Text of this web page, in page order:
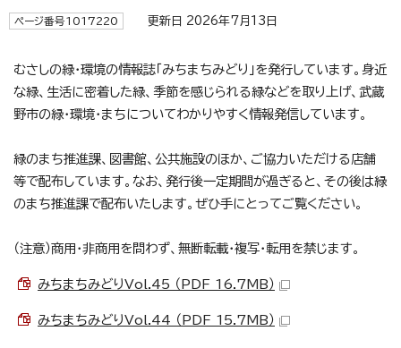
ページ番号1017220 更新日 2026年7月13日
むさしの緑・環境の情報誌「みちまちみどり」を発行しています。身近
な緑、生活に密着した緑、季節を感じられる緑などを取り上げ、武蔵
野市の緑・環境・まちについてわかりやすく情報発信しています。
緑のまち推進課、図書館、公共施設のほか、ご協力いただける店舗
等で配布しています。なお、発行後一定期間が過ぎると、その後は緑
のまち推進課で配布いたします。ぜひ手にとってご覧ください。
（注意）商用・非商用を問わず、無断転載・複写・転用を禁じます。
みちまちみどりVol.45 （PDF 16.7MB）
みちまちみどりVol.44 （PDF 15.7MB）